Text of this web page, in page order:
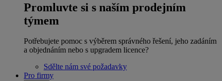
Promluvte si s naším prodejním
týmem
Potřebujete pomoc s výběrem správného řešení, jeho zadáním
a objednáním nebo s upgradem licence?
Sdělte nám své požadavky
Pro firmy